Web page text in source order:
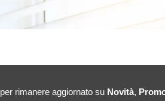
per rimanere aggiornato su Novità,